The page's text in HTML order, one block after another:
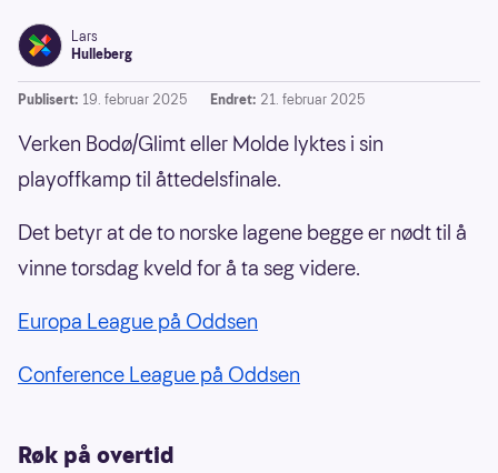
Lars
Hulleberg
Publisert: 19. februar 2025 Endret: 21. februar 2025
Verken Bodø/Glimt eller Molde lyktes i sin
playoffkamp til åttedelsfinale.
Det betyr at de to norske lagene begge er nødt til å
vinne torsdag kveld for å ta seg videre.
Europa League på Oddsen
Conference League på Oddsen
Røk på overtid